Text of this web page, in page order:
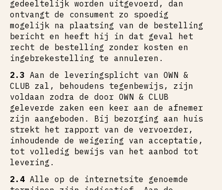
gedeeltelijk worden uitgevoerd, dan
ontvangt de consument zo spoedig
mogelijk na plaatsing van de bestelling
bericht en heeft hij in dat geval het
recht de bestelling zonder kosten en
ingebrekestelling te annuleren.
2.3 Aan de leveringsplicht van OWN &
CLUB zal, behoudens tegenbewijs, zijn
voldaan zodra de door OWN & CLUB
geleverde zaken een keer aan de afnemer
zijn aangeboden. Bij bezorging aan huis
strekt het rapport van de vervoerder,
inhoudende de weigering van acceptatie,
tot volledig bewijs van het aanbod tot
levering.
2.4 Alle op de internetsite genoemde